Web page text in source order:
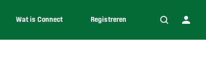
Wat is Connect Registreren